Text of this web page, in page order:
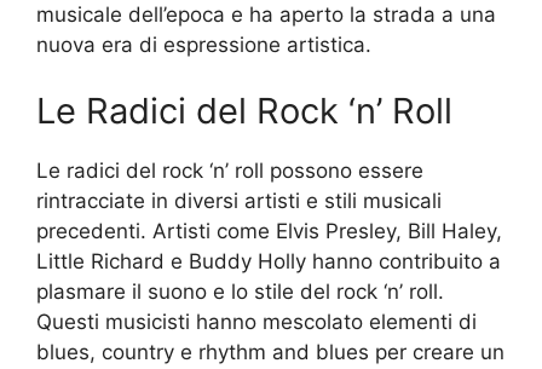
musicale dell’epoca e ha aperto la strada a una
nuova era di espressione artistica.
Le Radici del Rock ‘n’ Roll
Le radici del rock ‘n’ roll possono essere
rintracciate in diversi artisti e stili musicali
precedenti. Artisti come Elvis Presley, Bill Haley,
Little Richard e Buddy Holly hanno contribuito a
plasmare il suono e lo stile del rock ‘n’ roll.
Questi musicisti hanno mescolato elementi di
blues, country e rhythm and blues per creare un